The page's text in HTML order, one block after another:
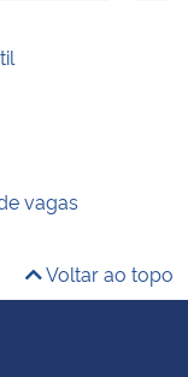
vagas
Voltar ao topo